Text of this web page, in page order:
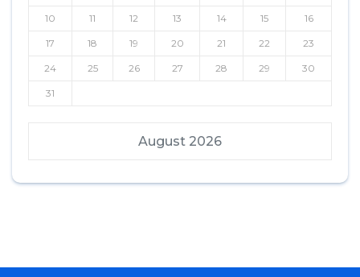
August 2026
10 11 12 13 14 15 16
17 18 19 20 21 22 23
24 25 26 27 28 29 30
31